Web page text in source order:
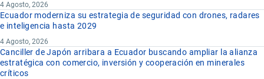
4 Agosto, 2026
Ecuador moderniza su estrategia de seguridad con drones, radares
e inteligencia hasta 2029
4 Agosto, 2026
Canciller de Japón arribara a Ecuador buscando ampliar la alianza
estratégica con comercio, inversión y cooperación en minerales
críticos